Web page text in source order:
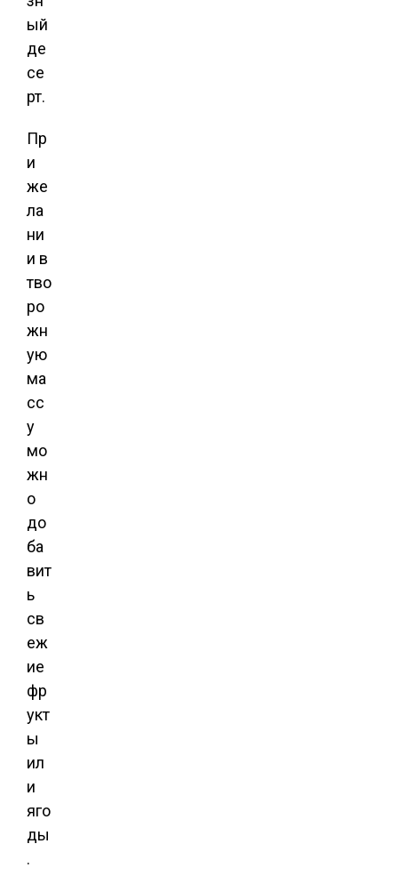
ый
де
се
рт.
Пр
и
же
ла
ни
и в
тво
ро
жн
ую
ма
сс
у
мо
жн
о
до
ба
вит
ь
св
еж
ие
фр
укт
ы
ил
и
яго
ды
.